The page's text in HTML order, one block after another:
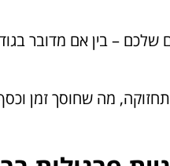
שלכם – בין אם מדובר
מה שחוסך זמן